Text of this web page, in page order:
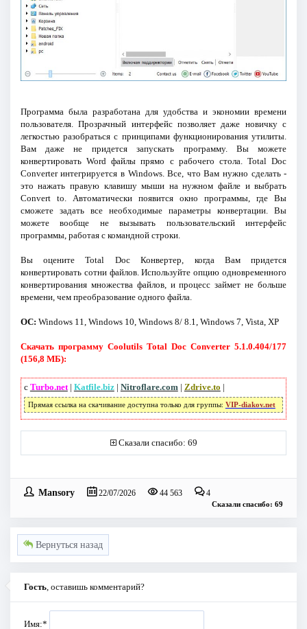
Программа была разработана для удобства и экономии времени
пользователя. Прозрачный интерфейс позволяет даже новичку с
легкостью разобраться с принципами функционирования утилиты.
Вам даже не придется запускать программу. Вы можете
конвертировать Word файлы прямо с рабочего стола. Total Doc
Converter интегрируется в Windows. Все, что Вам нужно сделать -
это нажать правую клавишу мыши на нужном файле и выбрать
Convert to. Автоматически появится окно программы, где Вы
сможете задать все необходимые параметры конвертации. Вы
можете вообще не вызывать пользовательский интерфейс
программы, работая с командной строки.
Вы оцените Total Doc Конвертер, когда Вам придется
конвертировать сотни файлов. Используйте опцию одновременного
конвертирования множества файлов, и процесс займет не больше
времени, чем преобразование одного файла.
ОС: Windows 11, Windows 10, Windows 8/ 8.1, Windows 7, Vista, XP
Скачать программу Coolutils Total Doc Converter 5.1.0.404/177
(156,8 МБ):
с Turbo.net| Katfile.biz| Nitroflare.com| Zdrive.to |
Прямая ссылка на скачивание доступна только для группы: VIP-diakov.net
Сказали спасибо: 69
Mansory 22/07/2026 44 563 4
Сказали спасибо: 69
Вернуться назад
Гость, оставишь комментарий?
Имя:*